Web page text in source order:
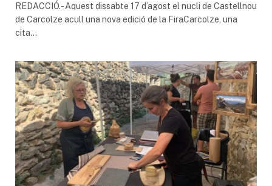
REDACCIÓ.- Aquest dissabte 17 d’agost el nucli de Castellnou
de Carcolze acull una nova edició de la FiraCarcolze, una
cita…